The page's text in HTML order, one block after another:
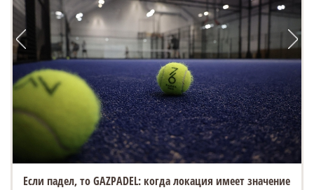
Если падел, то GAZPADEL: когда локация имеет значение